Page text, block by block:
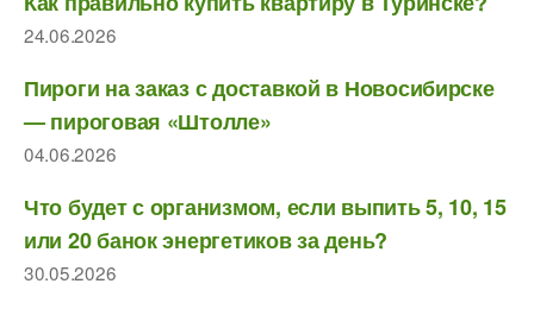
24.06.2026
Пироги на заказ с доставкой в Новосибирске
— пироговая «Штолле»
04.06.2026
Что будет с организмом, если выпить 5, 10, 15
или 20 банок энергетиков за день?
30.05.2026